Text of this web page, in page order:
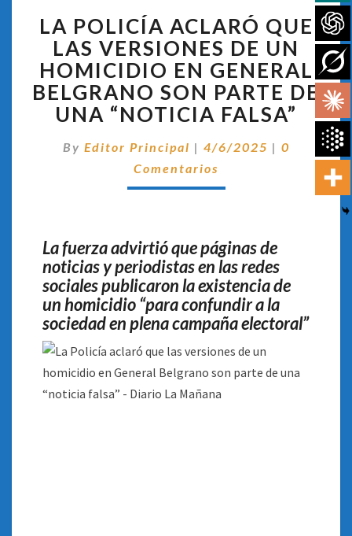
POLICÍA
ACLARÓ
QUE
LAS
VERSIONES
DE
HOMICIDIO
EN
DE
UNA
“NOTICIA
FALSA”
LA POLICÍA ACLARÓ QUE
LAS VERSIONES DE UN
HOMICIDIO EN GENERAL
BELGRANO SON PARTE DE
UNA “NOTICIA FALSA”
By Editor Principal | 4/6/2025 | 0
Comentarios
La fuerza advirtió que páginas de
noticias y periodistas en las redes
sociales publicaron la existencia de
un homicidio “para confundir a la
sociedad en plena campaña electoral”